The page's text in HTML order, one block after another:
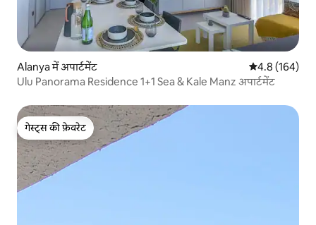
Alanya में अपार्टमेंट औसत रेटिंग 5 में
4.8 (164)
Ulu Panorama Residence 1+1 Sea & Kale Manz अपार्टमेंट
गेस्ट्स की फ़ेवरेट
गेस्ट्स की फ़ेवरेट